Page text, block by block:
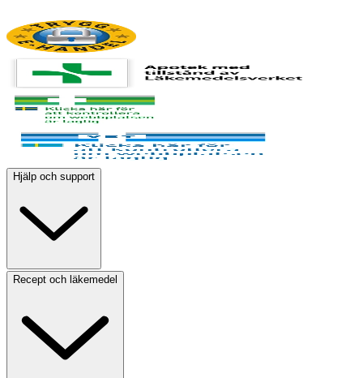
Hjälp och support
Recept och läkemedel